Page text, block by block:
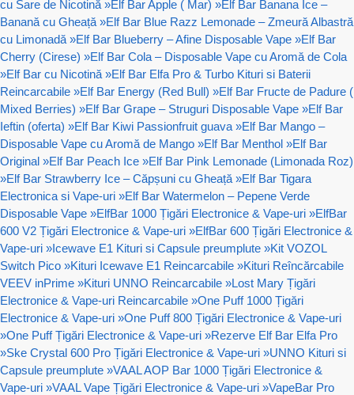
cu Sare de Nicotină »Elf Bar Apple ( Mar) »Elf Bar Banana Ice –
Banană cu Gheață »Elf Bar Blue Razz Lemonade – Zmeură Albastră
cu Limonadă »Elf Bar Blueberry – Afine Disposable Vape »Elf Bar
Cherry (Cirese) »Elf Bar Cola – Disposable Vape cu Aromă de Cola
»Elf Bar cu Nicotină »Elf Bar Elfa Pro & Turbo Kituri si Baterii
Reincarcabile »Elf Bar Energy (Red Bull) »Elf Bar Fructe de Padure (
Mixed Berries) »Elf Bar Grape – Struguri Disposable Vape »Elf Bar
Ieftin (oferta) »Elf Bar Kiwi Passionfruit guava »Elf Bar Mango –
Disposable Vape cu Aromă de Mango »Elf Bar Menthol »Elf Bar
Original »Elf Bar Peach Ice »Elf Bar Pink Lemonade (Limonada Roz)
»Elf Bar Strawberry Ice – Căpșuni cu Gheață »Elf Bar Tigara
Electronica si Vape-uri »Elf Bar Watermelon – Pepene Verde
Disposable Vape »ElfBar 1000 Țigări Electronice & Vape-uri »ElfBar
600 V2 Țigări Electronice & Vape-uri »ElfBar 600 Țigări Electronice &
Vape-uri »Icewave E1 Kituri si Capsule preumplute »Kit VOZOL
Switch Pico »Kituri Icewave E1 Reincarcabile »Kituri Reîncărcabile
VEEV inPrime »Kituri UNNO Reincarcabile »Lost Mary Țigări
Electronice & Vape-uri Reincarcabile »One Puff 1000 Țigări
Electronice & Vape-uri »One Puff 800 Țigări Electronice & Vape-uri
»One Puff Țigări Electronice & Vape-uri »Rezerve Elf Bar Elfa Pro
»Ske Crystal 600 Pro Țigări Electronice & Vape-uri »UNNO Kituri si
Capsule preumplute »VAAL AOP Bar 1000 Țigări Electronice &
Vape-uri »VAAL Vape Țigări Electronice & Vape-uri »VapeBar Pro